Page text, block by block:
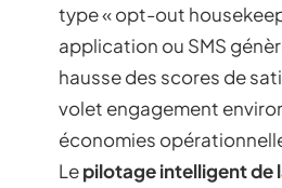
type « opt-out
application ou SMS
hausse des scores de
volet engagement
économies
Lepilotage intelligent de